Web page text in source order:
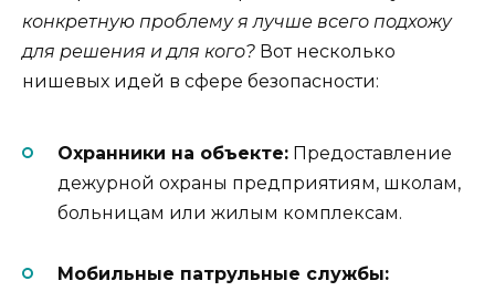
конкретную проблему я лучше всего подхожу
для решения и для кого? Вот несколько
нишевых идей в сфере безопасности:
Охранники на объекте: Предоставление
дежурной охраны предприятиям, школам,
больницам или жилым комплексам.
Мобильные патрульные службы: